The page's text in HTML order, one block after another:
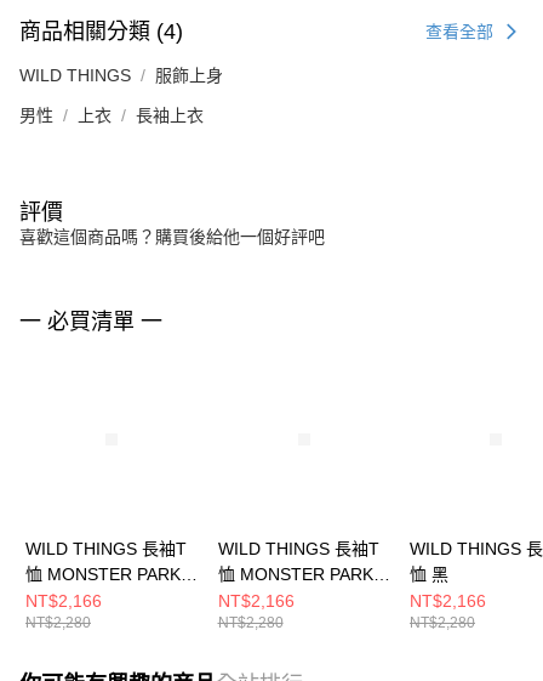
商品相關分類 (4) 查看全部
WILD THINGS 服飾上身
男性 上衣 長袖上衣
評價
喜歡這個商品嗎？購買後給他一個好評吧
一 必買清單 一
WILD THINGS 長袖T
恤 MONSTER PARKA
白
NT$2,166
NT$2,280
WILD THINGS 長袖T
恤 MONSTER PARKA
淺棕
NT$2,166
NT$2,280
WILD THINGS
恤 黑
NT$2,166
NT$2,280